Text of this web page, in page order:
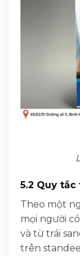
5.2 Quy
Theo một
mọi người
và từ trái
trên